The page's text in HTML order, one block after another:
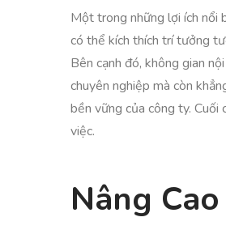
Một trong những lợi ích nổi
có thể kích thích trí tưởng
Bên cạnh đó, không gian
chuyên nghiệp mà còn
bền vững của công ty. Cuối
việc.
Nâng